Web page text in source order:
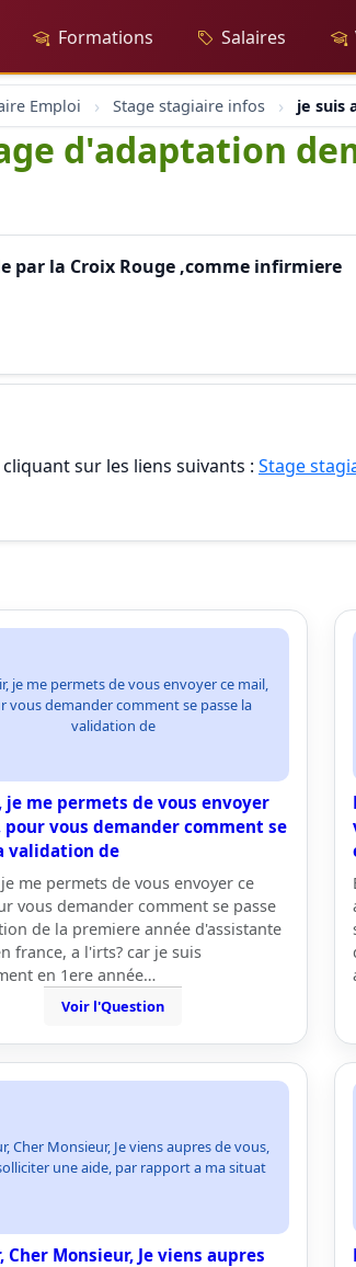
Formations Salaires
Emploi Stage stagiaire infos je suis
d'adaptation
par la Croix Rouge ,comme infirmiere
sur les liens suivants : Stage
je me permets de vous envoyer ce mail,
vous demander comment se passe la
validation de
je me permets de vous envoyer
pour vous demander comment se
validation de
me permets de vous envoyer ce
vous demander comment se passe
de la premiere année d'assistante
france, a l'irts? car je suis
en 1ere année…
Voir l'Question
Cher Monsieur, Je viens aupres de vous,
une aide, par rapport a ma situat
Cher Monsieur, Je viens aupres